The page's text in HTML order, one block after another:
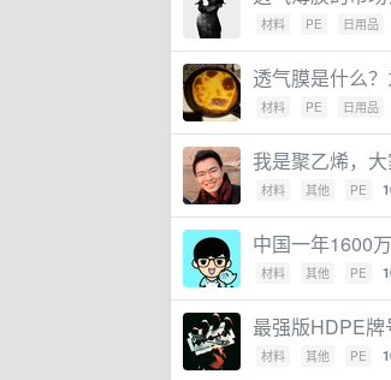
材料 PE 日用品
透气膜是什么
材料 PE 日用品
我是聚乙烯，
材料 其他 PE
中国一年1600
材料 其他 PE
最强版HDPE牌
材料 其他 PE